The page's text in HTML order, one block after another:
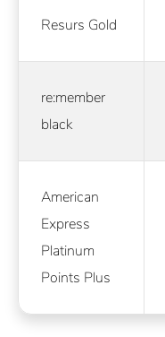
Resurs Gold
re:member
black
American
Express
Platinum
Points Plus